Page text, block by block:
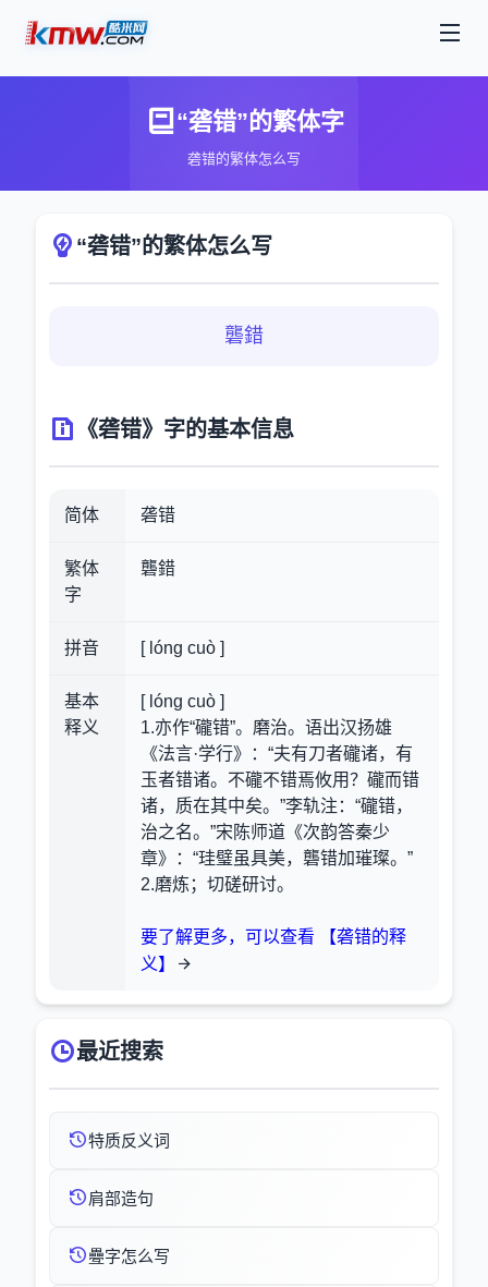
“砻错”的繁体字
砻错的繁体怎么写
“砻错”的繁体怎么写
礱錯
《砻错》字的基本信息
简体 砻错
繁体
字
礱錯
拼音 [ lóng cuò ]
基本
释义
[ lóng cuò ]
1.亦作“礲错”。磨治。语出汉扬雄
《法言·学行》：“夫有刀者礲诸，有
玉者错诸。不礲不错焉攸用？礲而错
诸，质在其中矣。”李轨注：“礲错，
治之名。”宋陈师道《次韵答秦少
章》：“珪璧虽具美，礱错加璀璨。”
2.磨炼；切磋研讨。
要了解更多，可以查看 【砻错的释
义】
最近搜索
特质反义词
肩部造句
疉字怎么写